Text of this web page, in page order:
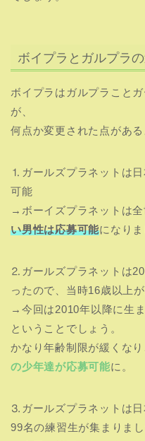
ボイプラとガルプラ
ボイプラはガルプラこと
が、
何点か変更された点がある
⒈ガールズプラネットは
可能
→ボーイズプラネットは
い男性は応募可能になりま
⒉ガールズプラネットは
ったので、当時16歳以上
→今回は2010年以降に生
ということでしょう。
かなり年齢制限が緩くなり
の少年達が応募可能に。
⒊ガールズプラネットは
99名の練習生が集まりまし